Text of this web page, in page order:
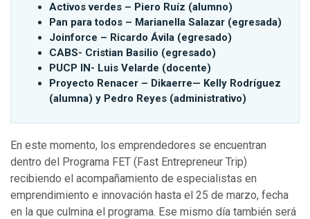
Activos verdes – Piero Ruíz (alumno)
Pan para todos – Marianella Salazar (egresada)
Joinforce – Ricardo Ávila (egresado)
CABS- Cristian Basilio (egresado)
PUCP IN- Luis Velarde (docente)
Proyecto Renacer – Dikaerre— Kelly Rodríguez
(alumna) y Pedro Reyes (administrativo)
En este momento, los emprendedores se encuentran
dentro del Programa FET (Fast Entrepreneur Trip)
recibiendo el acompañamiento de especialistas en
emprendimiento e innovación hasta el 25 de marzo, fecha
en la que culmina el programa. Ese mismo día también será